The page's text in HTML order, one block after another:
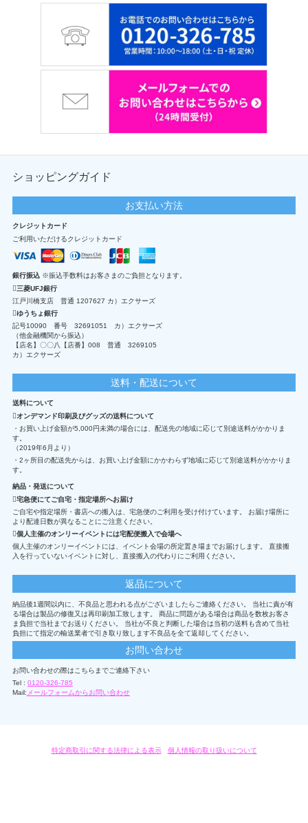
ショッピングガイド
お支払い方法
クレジットカード
ご利用いただけるクレジットカード
銀行振込 ※振込手数料はお客さまのご負担となります。
三菱UFJ銀行
江戸川橋支店 普通 1207627 カ）エクサーズ
ゆうちょ銀行
記号10090 番号 32691051 カ）エクサーズ
（他金融機関から振込）
【店名】〇〇八【店番】008 普通 3269105
カ）エクサーズ
送料・配送について
送料について
オンデマンド印刷及びグッズの送料について
・お買い上げ金額が5,000円未満の場合には、配送先の地域に応じて別途送料がかかりま
す。
（2019年6月より）
・2ヶ所目の配送先からは、お買い上げ金額にかかわらず地域に応じて別途送料がかかりま
す。
納品・発送について
宅急便にてご自宅・指定場所へお届け
ご自宅や指定場所・書店への搬入は、宅急便のご利用を受け付けています。 お届け場所に
より配達日数が異なることにご注意ください。
個人主催のオンリーイベントには宅配便搬入で会場へ
個人主催のオンリーイベントには、イベント会場の所定置き場までお届けします。 直接搬
入を行っていないイベントに対し、直接搬入の代わりにご利用ください。
返品について
納品後1週間以内に、不良品と思われる点がございましたらご連絡ください。 当社に責が有
る場合は製品の修復又は再印刷加工致します。 商品に問題がある場合は商品を数枚お客さ
ま負担で当社までお送りください。 当社が不良と判断した場合は当初の送料も含めて当社
負担にて指定の輸送業者で引き取り致します不良品を全て返却してください。
お問い合わせ
お問い合わせの際はこちらまでご連絡下さい
Tel : 0120-326-785
Mail: メールフォームからお問い合わせ
特定商取引に関する法律による表示/ 個人情報の取り扱いについて